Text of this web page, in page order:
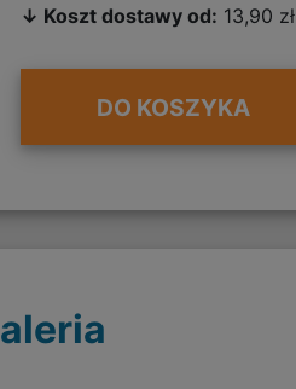
↓ Koszt dostawy od: 13,90 zł
DO KOSZYKA